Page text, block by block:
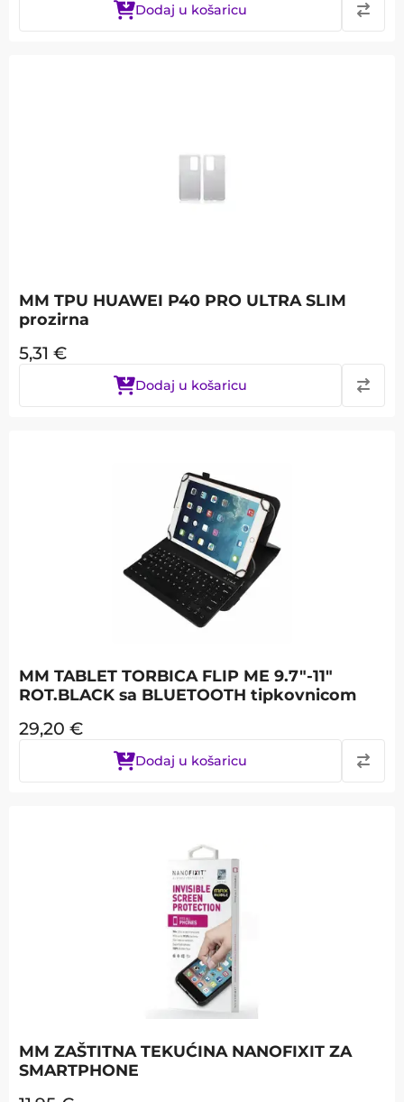
Dodaj u košaricu
MM TPU HUAWEI P40 PRO ULTRA SLIM
prozirna
5,31 €
Dodaj u košaricu
MM TABLET TORBICA FLIP ME 9.7"-11"
ROT.BLACK sa BLUETOOTH tipkovnicom
29,20 €
Dodaj u košaricu
MM ZAŠTITNA TEKUĆINA NANOFIXIT ZA
SMARTPHONE